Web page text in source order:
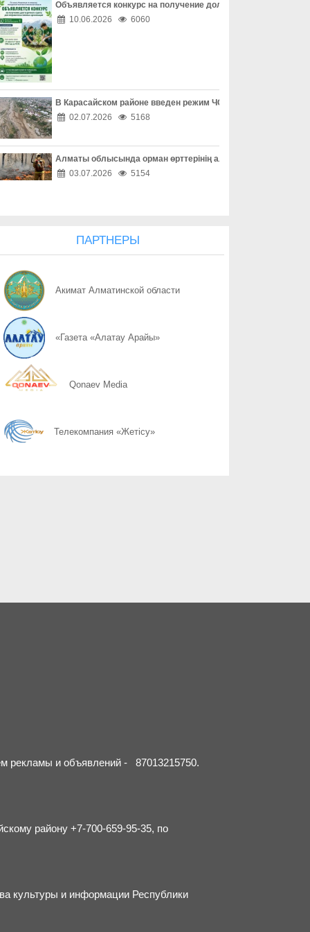
07.08 Защита детей требует совместных действий
07.08 Свыше 1900 ИИ-фильмов из более чем 90 стран поступило на
07.08 У граждан высокие ожидания от выборов в Курултай – опрос
07.08 ОТБАСЫ – ОТАН ҚОРҒАУШЫНЫҢ БЕРІК ТІРЕГІ
07.08 Еліміздің ертеңі – әрбір азаматтың таңдауында
07.08 Более 100 объектов планируется построить в Алматинской
07.08 КАК ЛЕГКО НАЙТИ СВОЙ УЧАСТОК ДЛЯ ГОЛОСОВАНИЯ?
07.08
07.08
07.08 Курултай-2026: партии вернулись в регионы после дебатов
Объявляется конкурс на получение долгосрочного гранта
10.06.2026
6060
В Карасайском районе введен режим ЧС местного масштаба
02.07.2026
5168
Алматы облысында орман өрттерінің алдын алу жұмыстары
03.07.2026
5154
ПАРТНЕРЫ
Акимат Алматинской области
«Газета «Алатау Арайы»
Qonaev Media
Телекомпания «Жетісу»
рекламы и объявлений - 87013215750.
району +7-700-659-95-35, по
культуры и информации Республики